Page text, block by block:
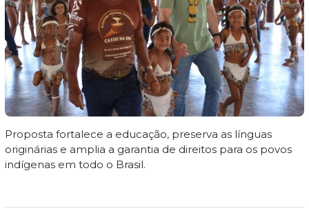
Proposta fortalece a educação, preserva as línguas
originárias e amplia a garantia de direitos para os povos
indígenas em todo o Brasil.